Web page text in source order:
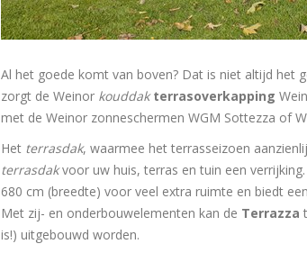
Al het goede komt van boven? Dat is niet altijd het
zorgt de Weinor kouddak terrasoverkapping
met de Weinor zonneschermen WGM Sottezza of
Het terrasdak, waarmee het terrasseizoen
terrasdakvoor uw huis, terras en tuin een
680 cm (breedte) voor veel extra ruimte en biedt
Met zij- en onderbouwelementen kan de Terrazza
is!) uitgebouwd worden.